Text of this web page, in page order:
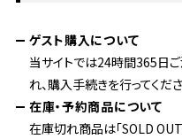
ゲスト購入について
当サイトでは24時間365日
れ、購入手続きを行ってくださ
在庫・予約商品について
在庫切れ商品は「SOLD